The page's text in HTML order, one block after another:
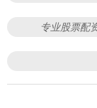
专业股票配